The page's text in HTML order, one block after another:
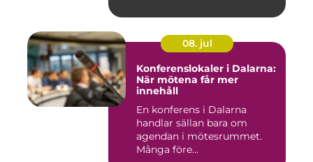
08. jul
Konferenslokaler i Dalarna:
När mötena får mer
innehåll
En konferens i Dalarna
handlar sällan bara om
agendan i mötesrummet.
Många före...